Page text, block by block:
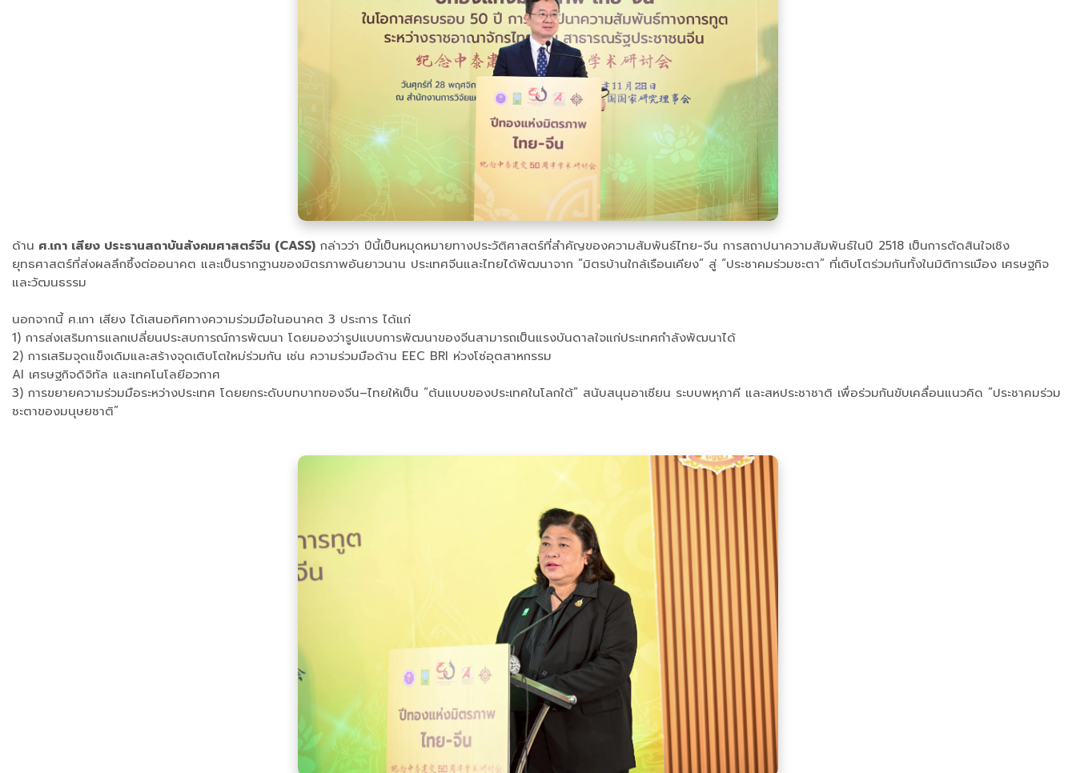
ด้าน ศ.เกา เสียง ประธานสถาบันสังคมศาสตร์จีน (CASS) กล่าวว่า ปีนี้เป็นหมุดหมายทางประวัติศาสตร์ที่สำคัญของความสัมพันธ์ไทย-จีน การสถาปนาความสัมพันธ์ในปี 2518 เป็นการตัดสินใจเชิง
ยุทธศาสตร์ที่ส่งผลลึกซึ้งต่ออนาคต และเป็นรากฐานของมิตรภาพอันยาวนาน ประเทศจีนและไทยได้พัฒนาจาก “มิตรบ้านใกล้เรือนเคียง” สู่ “ประชาคมร่วมชะตา” ที่เติบโตร่วมกันทั้งในมิติการเมือง เศรษฐกิจ
และวัฒนธรรม
นอกจากนี้ ศ.เกา เสียง ได้เสนอทิศทางความร่วมมือในอนาคต 3 ประการ ได้แก่
1) การส่งเสริมการแลกเปลี่ยนประสบการณ์การพัฒนา โดยมองว่ารูปแบบการพัฒนาของจีนสามารถเป็นแรงบันดาลใจแก่ประเทศกำลังพัฒนาได้
2) การเสริมจุดแข็งเดิมและสร้างจุดเติบโตใหม่ร่วมกัน เช่น ความร่วมมือด้าน EEC BRI ห่วงโซ่อุตสาหกรรม
AI เศรษฐกิจดิจิทัล และเทคโนโลยีอวกาศ
3) การขยายความร่วมมือระหว่างประเทศ โดยยกระดับบทบาทของจีน–ไทยให้เป็น “ต้นแบบของประเทศในโลกใต้” สนับสนุนอาเซียน ระบบพหุภาคี และสหประชาชาติ เพื่อร่วมกันขับเคลื่อนแนวคิด “ประชาคมร่วม
ชะตาของมนุษยชาติ”